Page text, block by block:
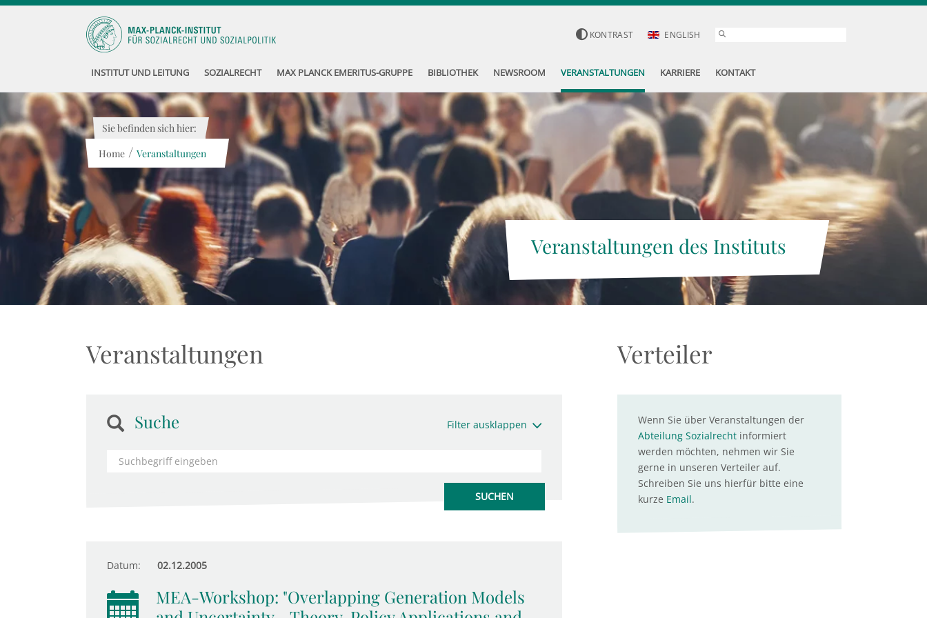
KONTRAST ENGLISH
INSTITUT UND LEITUNG SOZIALRECHT MAX PLANCK EMERITUS-GRUPPE BIBLIOTHEK NEWSROOM VERANSTALTUNGEN KARRIERE KONTAKT
Veranstaltungen des Instituts
Sie befinden sich hier:
Home / Veranstaltungen
Veranstaltungen
Suche Filter ausklappen
Datum: 02.12.2005
MEA-Workshop: "Overlapping Generation Models
Verteiler
Wenn Sie über Veranstaltungen der
Abteilung Sozialrechtinformiert
werden möchten, nehmen wir Sie
gerne in unseren Verteiler auf.
Schreiben Sie uns hierfür bitte eine
kurze Email.